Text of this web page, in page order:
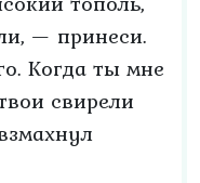
— принеси.
Когда ты мне
свирели